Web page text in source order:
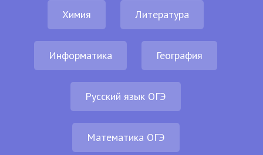
Химия Литература
Информатика География
Русский язык ОГЭ
Математика ОГЭ